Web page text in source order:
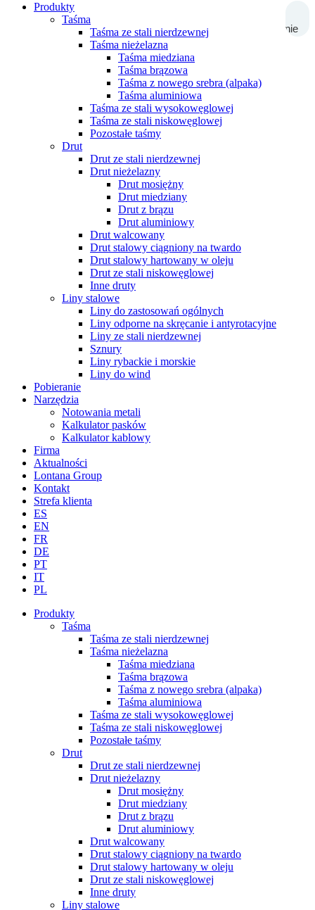
Wyszukiwanie
Produkty
Taśma
Taśma ze stali nierdzewnej
Taśma nieżelazna
Taśma miedziana
Taśma brązowa
Taśma z nowego srebra (alpaka)
Taśma aluminiowa
Taśma ze stali wysokowęglowej
Taśma ze stali niskowęglowej
Pozostałe taśmy
Drut
Drut ze stali nierdzewnej
Drut nieżelazny
Drut mosiężny
Drut miedziany
Drut z brązu
Drut aluminiowy
Drut walcowany
Drut stalowy ciągniony na twardo
Drut stalowy hartowany w oleju
Drut ze stali niskowęglowej
Inne druty
Liny stalowe
Liny do zastosowań ogólnych
Liny odporne na skręcanie i antyrotacyjne
Liny ze stali nierdzewnej
Sznury
Liny rybackie i morskie
Liny do wind
Pobieranie
Narzędzia
Notowania metali
Kalkulator pasków
Kalkulator kablowy
Firma
Aktualności
Lontana Group
Kontakt
Strefa klienta
ES
EN
FR
DE
PT
IT
PL
Produkty
Taśma
Taśma ze stali nierdzewnej
Taśma nieżelazna
Taśma miedziana
Taśma brązowa
Taśma z nowego srebra (alpaka)
Taśma aluminiowa
Taśma ze stali wysokowęglowej
Taśma ze stali niskowęglowej
Pozostałe taśmy
Drut
Drut ze stali nierdzewnej
Drut nieżelazny
Drut mosiężny
Drut miedziany
Drut z brązu
Drut aluminiowy
Drut walcowany
Drut stalowy ciągniony na twardo
Drut stalowy hartowany w oleju
Drut ze stali niskowęglowej
Inne druty
Liny stalowe